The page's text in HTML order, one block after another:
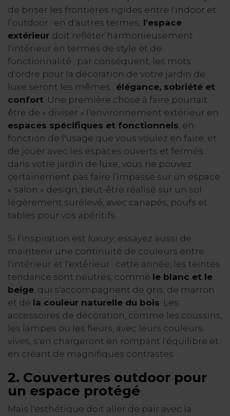
de briser les frontières rigides entre l'indoor et
l’outdoor : en d'autres termes, l'espace
extérieur doit refléter harmonieusement
l'intérieur en termes de style et de
fonctionnalité ; par conséquent, les mots
d'ordre pour la décoration de votre jardin de
luxe seront les mêmes : élégance, sobriété et
confort. Une première chose à faire pourrait
être de « diviser » l'environnement extérieur en
espaces spécifiques et fonctionnels, en
fonction de l'usage que vous voulez en faire, et
de jouer avec les espaces ouverts et fermés :
dans votre jardin de luxe, vous ne pouvez
certainement pas faire l’impasse sur un espace
« salon » design, peut-être réalisé sur un sol
légèrement surélevé, avec canapés, poufs et
tables pour vos apéritifs.
Si l'inspiration est luxury, essayez aussi de
maintenir une continuité de couleurs entre
l'intérieur et l'extérieur : cette année, les teintes
tendance sont neutres, comme le blanc et le
beige, qui s’accompagnent de gris, de marron
et de la couleur naturelle du bois. Les
accessoires de décoration, comme les coussins,
les lampes ou les fleurs, avec leurs couleurs
vives, s'en chargeront en rompant l'équilibre et
en créant de magnifiques contrastes.
2. Couvertures outdoor pour
un espace protégé
Mais l'esthétique doit aller de pair avec la